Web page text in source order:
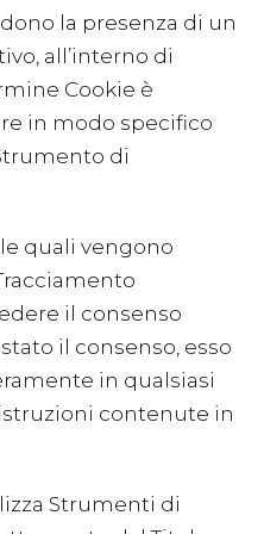
la presenza di un
all’interno di
Cookie è
in modo specifico
di
quali vengono
il consenso
il consenso, esso
in qualsiasi
contenute in
Strumenti di